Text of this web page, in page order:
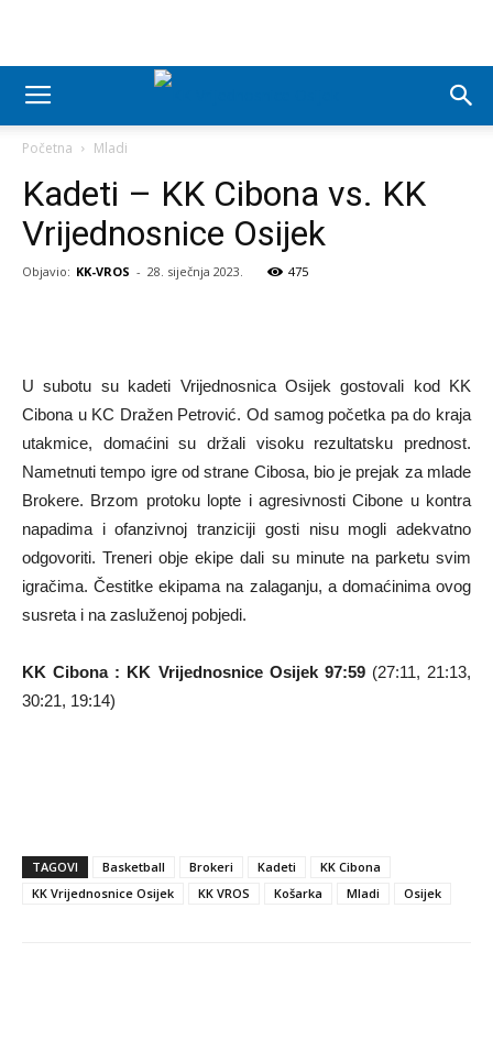
Početna Mladi
Kadeti – KK Cibona vs. KK
Vrijednosnice Osijek
Objavio: KK-VROS - 28. siječnja 2023. 475
U subotu su kadeti Vrijednosnica Osijek gostovali kod KK
Cibona u KC Dražen Petrović. Od samog početka pa do kraja
utakmice, domaćini su držali visoku rezultatsku prednost.
Nametnuti tempo igre od strane Cibosa, bio je prejak za mlade
Brokere. Brzom protoku lopte i agresivnosti Cibone u kontra
napadima i ofanzivnoj tranziciji gosti nisu mogli adekvatno
odgovoriti. Treneri obje ekipe dali su minute na parketu svim
igračima. Čestitke ekipama na zalaganju, a domaćinima ovog
susreta i na zasluženoj pobjedi.
KK Cibona : KK Vrijednosnice Osijek 97:59(27:11, 21:13,
30:21, 19:14)
TAGOVI Basketball Brokeri Kadeti
KK Cibona
KK Vrijednosnice Osijek
KK VROS Košarka Mladi Osijek